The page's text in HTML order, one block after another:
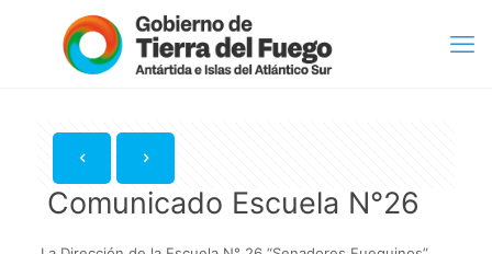
Comunicado Escuela N°26